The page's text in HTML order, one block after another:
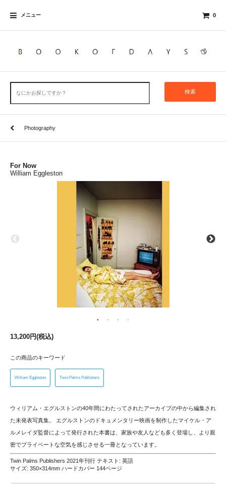
メニュー 0
検索
Photography
For Now
William Eggleston
13,200円(税込)
この商品のキーワード
William Eggleston Twin Palms Publishers
ウィリアム・エグルストンの40年間にわたってされたアーカイブの中から編集され
た未発表写真集。 エグルストンのドキュメンタリー映画を制作したマイケル・ア
ルメレイダ監督によって発行された本書は、家族や友人なども多く登場し、より親
密でプライベートな空気を感じさせる一冊となっています。
Twin Palms Publishers 2021年刊行 テキスト: 英語
サイズ: 350×314mm ハードカバー 144ページ